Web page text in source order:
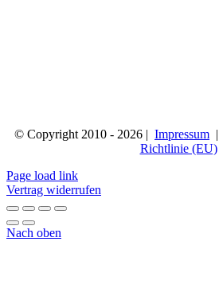
© Copyright 2010 - 2026 | Impressum |
Richtlinie (EU)
Page load link
Vertrag widerrufen
Nach oben